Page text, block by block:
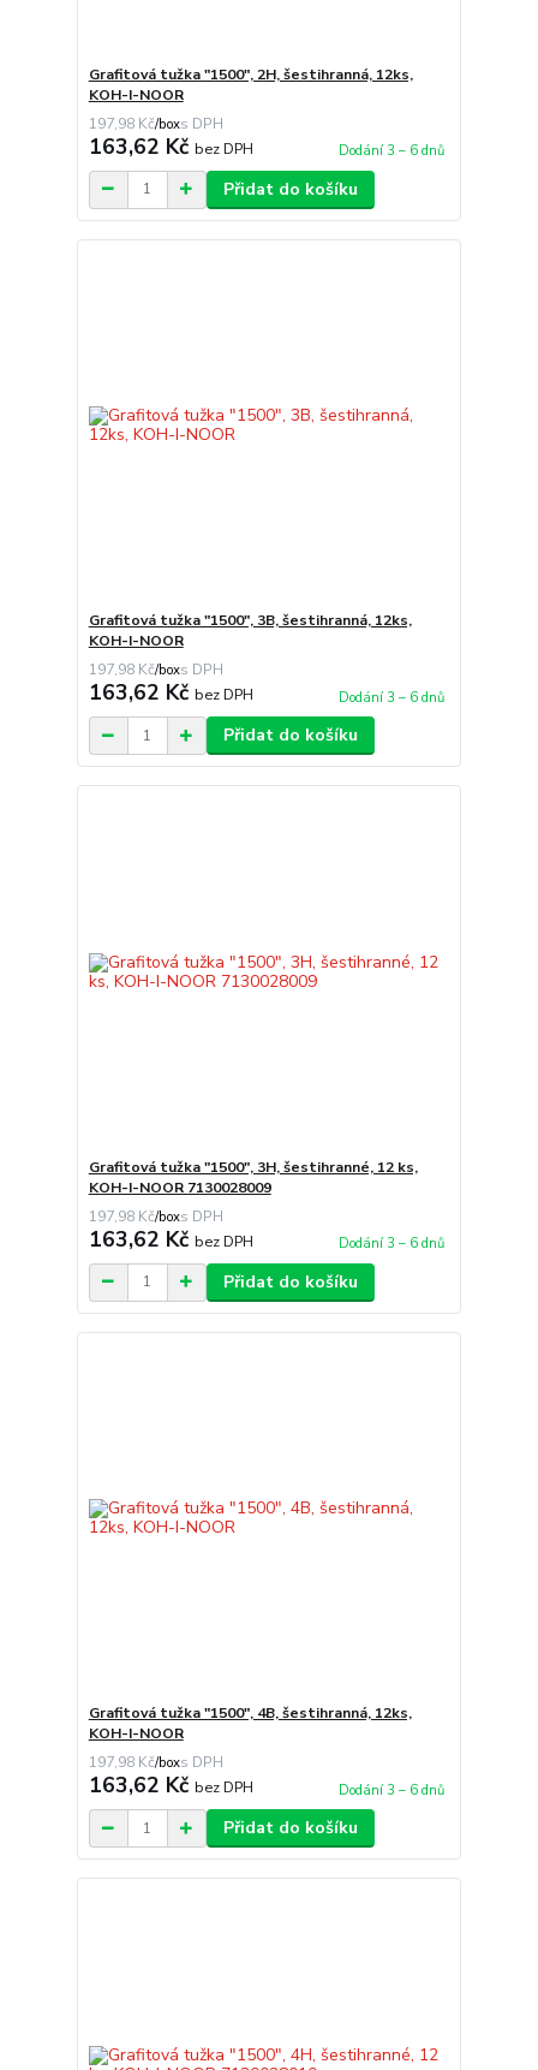
Grafitová tužka "1500", 2H, šestihranná, 12ks,
KOH-I-NOOR
197,98 Kč/box
163,62 Kč bez DPH Dodání 3 – 6 dnů
Přidat do košíku
Grafitová tužka "1500", 3B, šestihranná, 12ks,
KOH-I-NOOR
197,98 Kč/box
163,62 Kč bez DPH Dodání 3 – 6 dnů
Přidat do košíku
Grafitová tužka "1500", 3H, šestihranné, 12 ks,
KOH-I-NOOR 7130028009
197,98 Kč/box
163,62 Kč bez DPH Dodání 3 – 6 dnů
Přidat do košíku
Grafitová tužka "1500", 4B, šestihranná, 12ks,
KOH-I-NOOR
197,98 Kč/box
163,62 Kč bez DPH Dodání 3 – 6 dnů
Přidat do košíku